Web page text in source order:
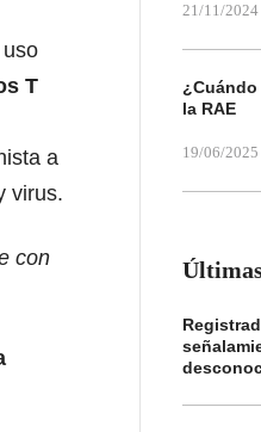
T
a
virus.
con
21/11/2024
¿Cuándo
la RAE
19/06/2025